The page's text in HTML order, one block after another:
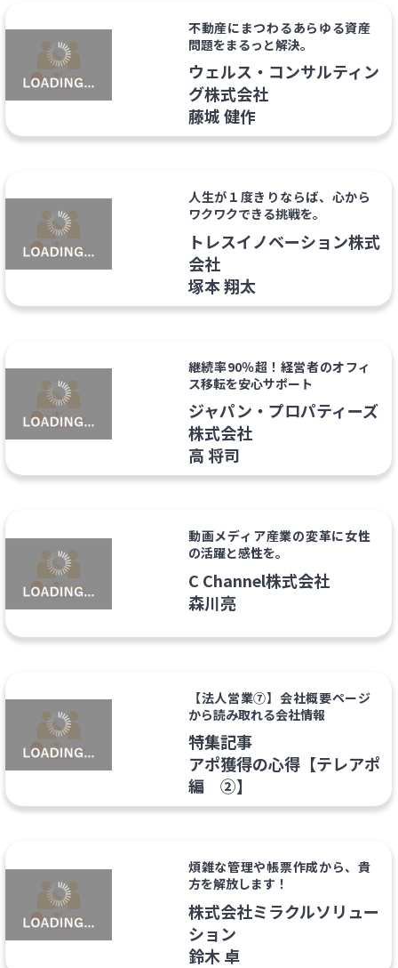
不動産にまつわるあらゆる資産
問題をまるっと解決。
ウェルス・コンサルティン
グ株式会社
藤城 健作
人生が１度きりならば、心から
ワクワクできる挑戦を。
トレスイノベーション株式
会社
塚本 翔太
継続率90％超！経営者のオフィ
ス移転を安心サポート
ジャパン・プロパティーズ
株式会社
高 将司
動画メディア産業の変革に女性
の活躍と感性を。
C Channel株式会社
森川亮
【法人営業⑦】会社概要ページ
から読み取れる会社情報
特集記事
アポ獲得の心得【テレアポ
編 ②】
煩雑な管理や帳票作成から、貴
方を解放します！
株式会社ミラクルソリュー
ション
鈴木 卓